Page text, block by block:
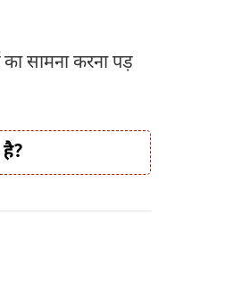
सामना करना पड़